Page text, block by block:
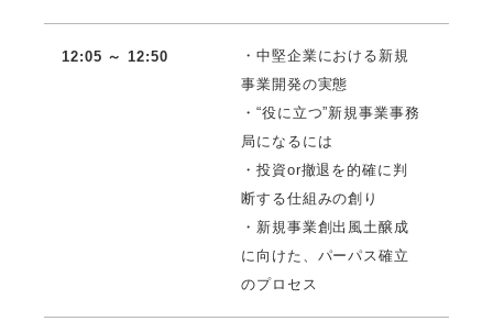
12:05 ～ 12:50
・中堅企業における新規
事業開発の実態
・“役に立つ”新規事業事務
局になるには
・投資or撤退を的確に判
断する仕組みの創り
・新規事業創出風土醸成
に向けた、パーパス確立
のプロセス